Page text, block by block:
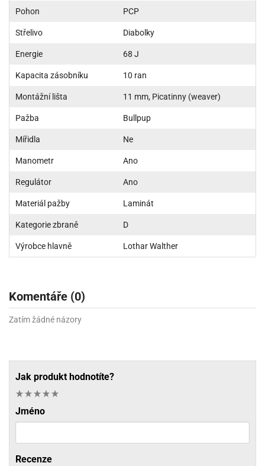
Pohon PCP
Střelivo Diabolky
Energie 68 J
Kapacita zásobníku 10 ran
Montážní lišta 11 mm, Picatinny (weaver)
Pažba Bullpup
Mířidla Ne
Manometr Ano
Regulátor Ano
Materiál pažby Laminát
Kategorie zbraně D
Výrobce hlavně Lothar Walther
Komentáře (0)
Zatím žádné názory
Jak produkt hodnotíte?
Jméno
Recenze